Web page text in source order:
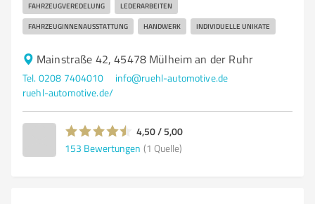
FAHRZEUGVEREDELUNG LEDERARBEITEN
FAHRZEUGINNENAUSSTATTUNG HANDWERK INDIVIDUELLE UNIKATE
Mainstraße 42, 45478 Mülheim an der Ruhr
Tel. 0208 7404010
info@ruehl-automotive.de
ruehl-automotive.de/
4,50 / 5,00
153 Bewertungen (1 Quelle)